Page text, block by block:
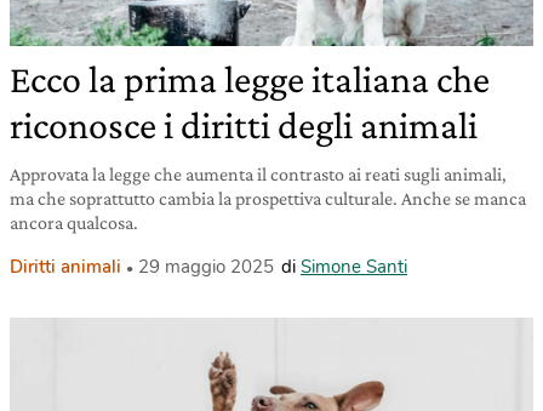
Ecco la prima legge italiana che
riconosce i diritti degli animali
Approvata la legge che aumenta il contrasto ai reati sugli animali,
ma che soprattutto cambia la prospettiva culturale. Anche se manca
ancora qualcosa.
Diritti animali 29 maggio 2025 di Simone Santi